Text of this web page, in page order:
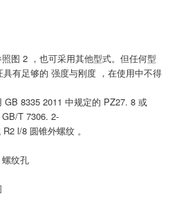
图 2 ，也可采用其他型式。但任何型
有足够的 强度与刚度 ，在使用中不得
8335 2011 中规定的 PZ27. 8 或
T 7306. 2-
l/8 圆锥外螺纹 。
纹孔